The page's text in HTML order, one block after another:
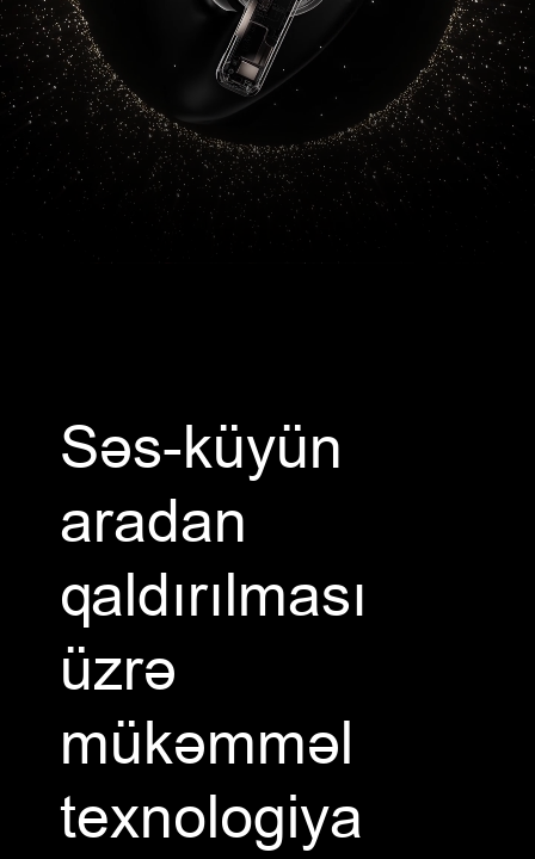
Səs-küyün
aradan
qaldırılması
üzrə
mükəmməl
texnologiya